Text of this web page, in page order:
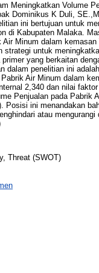
Meningkatkan Volume
Dominikus K Duli,
ini bertujuan untuk
di Kabupaten Malaka.
Minum dalam kemasan
untuk
yang berkaitan
dalam penelitian ini
Air Minum dalam
2,340 dan nilai
Penjualan pada Pabrik
Posisi ini menandakan
atau
Threat (SWOT)